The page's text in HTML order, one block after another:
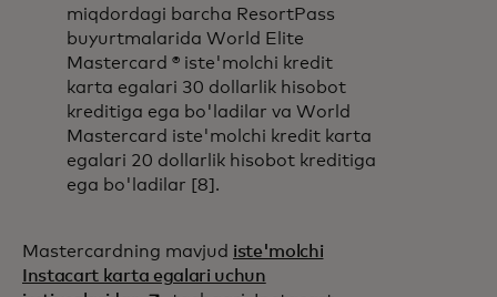
miqdordagi barcha ResortPass
buyurtmalarida World Elite
Mastercard ® iste'molchi kredit
karta egalari 30 dollarlik hisobot
kreditiga ega bo'ladilar va World
Mastercard iste'molchi kredit karta
egalari 20 dollarlik hisobot kreditiga
ega bo'ladilar [8].
Mastercardning mavjud iste'molchi
Instacart karta egalari uchun